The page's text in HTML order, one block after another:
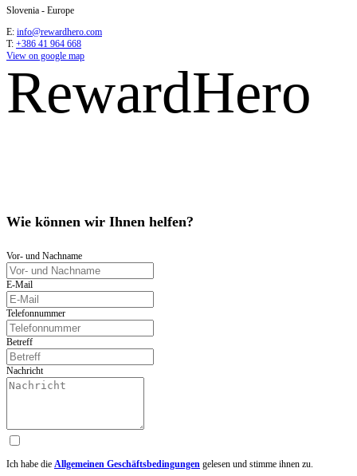
Slovenia - Europe
E: info@rewardhero.com
T: +386 41 964 668
View on google map
RewardHero
Wie können wir Ihnen helfen?
Vor- und Nachname
E-Mail
Telefonnummer
Betreff
Nachricht
Ich habe die Allgemeinen Geschäftsbedingungen gelesen und stimme ihnen zu.